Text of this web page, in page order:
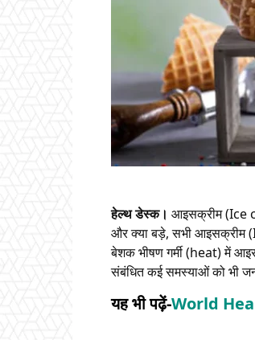
हेल्थ डेस्क। आइसक्रीम (Ice
और क्या बड़े, सभी आइसक्रीम
बेशक भीषण गर्मी (heat) में
संबंधित कई समस्याओं को भी
यह भी पढ़ें-World